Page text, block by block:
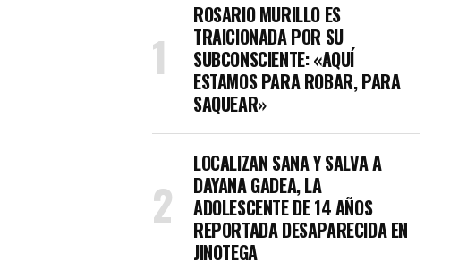
ROSARIO MURILLO ES
TRAICIONADA POR SU
SUBCONSCIENTE: «AQUÍ
ESTAMOS PARA ROBAR, PARA
SAQUEAR»
LOCALIZAN SANA Y SALVA A
DAYANA GADEA, LA
ADOLESCENTE DE 14 AÑOS
REPORTADA DESAPARECIDA EN
JINOTEGA